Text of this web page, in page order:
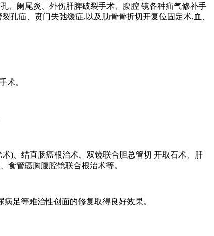
、阑尾炎、外伤肝脾破裂手术、腹腔 镜各种疝气修补手
孔疝、贲门失弛缓症,以及肋骨骨折切开复位固定术,血、
术。
)、结直肠癌根治术、双镜联合胆总管切 开取石术、肝
食管癌胸腹腔镜联合根治术等。
足等难治性创面的修复取得良好效果。